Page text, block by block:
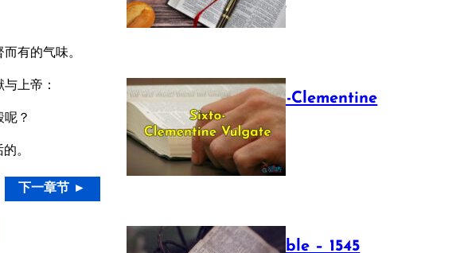
有的气味。
上帝：
？
。
下一章节 ►
July 16, 2025
The Sixto-Clementine
Vulgate
July 12, 2025
Luther Bible – 1545